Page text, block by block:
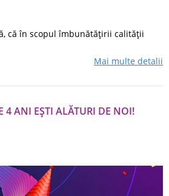
că în scopul îmbunătăţirii calităţii
Mai multe detalii
ANI EȘTI ALĂTURI DE NOI!